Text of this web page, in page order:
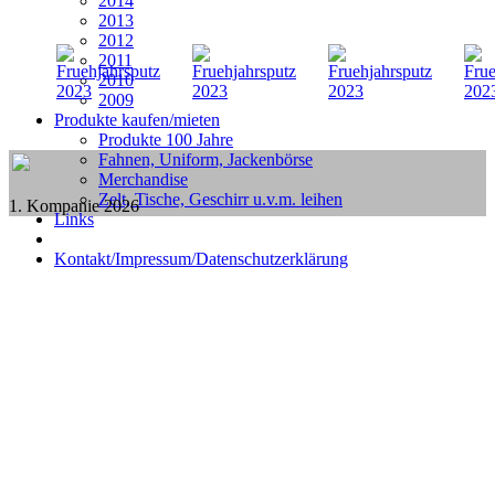
2013
2012
2011
2010
2009
Produkte kaufen/mieten
Produkte 100 Jahre
Fahnen, Uniform, Jackenbörse
Merchandise
Zelt, Tische, Geschirr u.v.m. leihen
Links
Kontakt/Impressum/Datenschutzerklärung
1. Kompanie 2026